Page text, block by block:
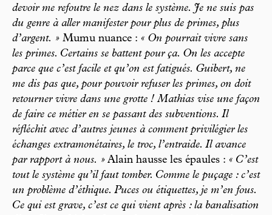
devoir me refoutre le nez dans le système. Je ne suis pas
du genre à aller manifester pour plus de primes, plus
d’argent. » Mumu nuance : « On pourrait vivre sans
les primes. Certains se battent pour ça. On les accepte
parce que c’est facile et qu’on est fatigués. Guibert, ne
me dis pas que, pour pouvoir refuser les primes, on doit
retourner vivre dans une grotte ! Mathias vise une façon
de faire ce métier en se passant des subventions. Il
réfléchit avec d’autres jeunes à comment privilégier les
échanges extramonétaires, le troc, l’entraide. Il avance
par rapport à nous. » Alain hausse les épaules : « C’est
tout le système qu’il faut tomber. Comme le puçage : c’est
un problème d’éthique. Puces ou étiquettes, je m’en fous.
Ce qui est grave, c’est ce qui vient après : la banalisation